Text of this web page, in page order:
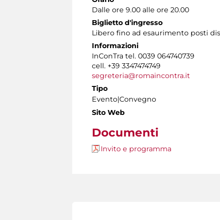
Dalle ore 9.00 alle ore 20.00
Biglietto d'ingresso
Libero fino ad esaurimento posti
Informazioni
InConTra tel. 0039 064740739
cell. +39 3347474749
segreteria@romaincontra.it
Tipo
Evento|Convegno
Sito Web
Documenti
Invito e programma